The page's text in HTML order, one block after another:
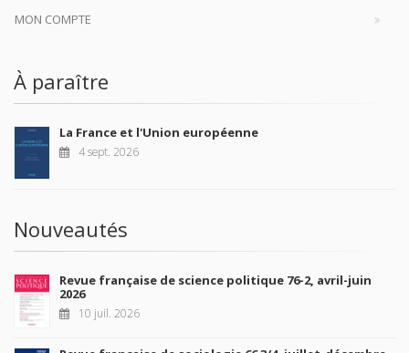
MON COMPTE
À paraître
La France et l'Union européenne
4 sept. 2026
Nouveautés
Revue française de science politique 76-2, avril-juin
2026
10 juil. 2026